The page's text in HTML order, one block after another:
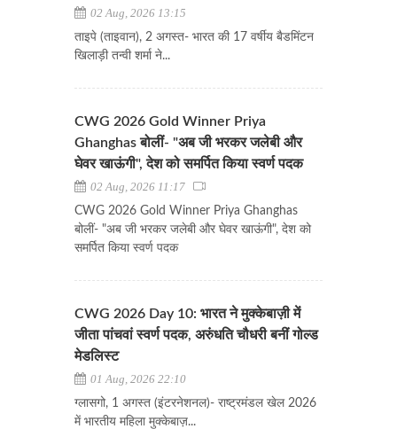
02 Aug, 2026 13:15
ताइपे (ताइवान), 2 अगस्त- भारत की 17 वर्षीय बैडमिंटन
खिलाड़ी तन्वी शर्मा ने...
CWG 2026 Gold Winner Priya
Ghanghas बोलीं- "अब जी भरकर जलेबी और
घेवर खाऊंगी", देश को समर्पित किया स्वर्ण पदक
02 Aug, 2026 11:17
CWG 2026 Gold Winner Priya Ghanghas
बोलीं- "अब जी भरकर जलेबी और घेवर खाऊंगी", देश को
समर्पित किया स्वर्ण पदक
CWG 2026 Day 10: भारत ने मुक्केबाज़ी में
जीता पांचवां स्वर्ण पदक, अरुंधति चौधरी बनीं गोल्ड
मेडलिस्ट
01 Aug, 2026 22:10
ग्लासगो, 1 अगस्त (इंटरनेशनल)- राष्ट्रमंडल खेल 2026
में भारतीय महिला मुक्केबाज़...